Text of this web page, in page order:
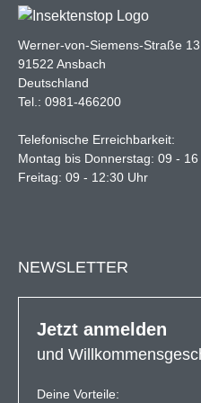
Werner-von-Siemens-Straße 13
91522 Ansbach
Deutschland
Tel.: 0981-466200
Telefonische Erreichbarkeit:
Montag bis Donnerstag: 09 - 16
Freitag: 09 - 12:30 Uhr
NEWSLETTER
Jetzt anmelden
und
Deine Vorteile: